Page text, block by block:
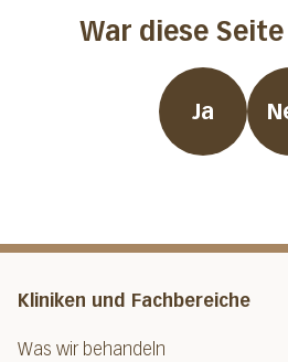
War diese
Ja
Kliniken und Fachbereiche
Was wir behandeln